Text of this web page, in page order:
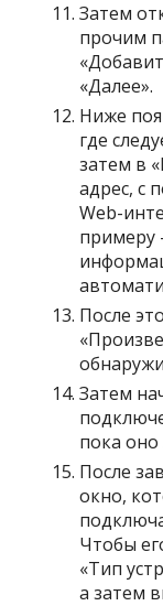
Затем
прочим
«Далее».
Ниже
где
затем в
адрес, с
Web-
примеру
После
Затем
пока оно
После
окно,
Чтобы
«Тип
а затем